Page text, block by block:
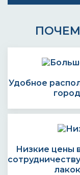
Удобное
Низкие цены